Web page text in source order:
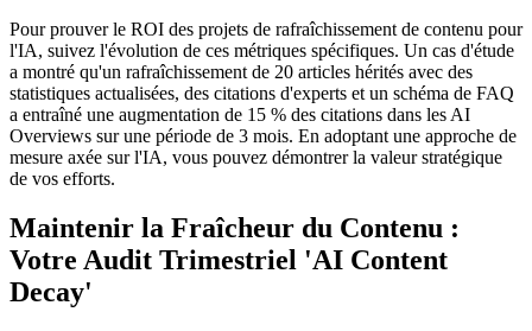
Pour prouver le ROI des projets de rafraîchissement de contenu pour
l'IA, suivez l'évolution de ces métriques spécifiques. Un cas d'étude
a montré qu'un rafraîchissement de 20 articles hérités avec des
statistiques actualisées, des citations d'experts et un schéma de FAQ
a entraîné une augmentation de 15 % des citations dans les AI
Overviews sur une période de 3 mois. En adoptant une approche de
mesure axée sur l'IA, vous pouvez démontrer la valeur stratégique
de vos efforts.
Maintenir la Fraîcheur du Contenu :
Votre Audit Trimestriel 'AI Content
Decay'